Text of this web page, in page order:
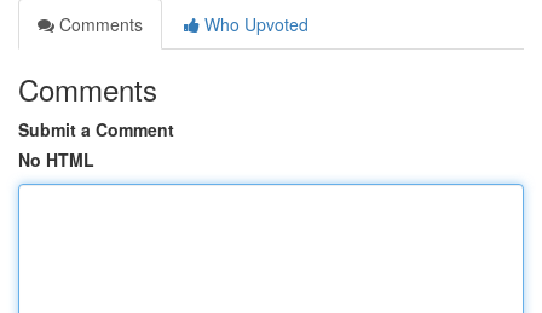
Comments
Who Upvoted
Comments
Submit a Comment
No HTML